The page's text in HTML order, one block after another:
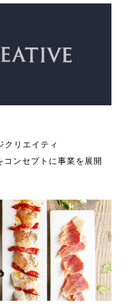
クリエイティ
ンセプトに事業を展開